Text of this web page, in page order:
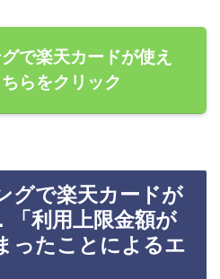
で楽天カードが使え
らをクリック
グで楽天カードが
「利用上限金額が
ったことによるエ